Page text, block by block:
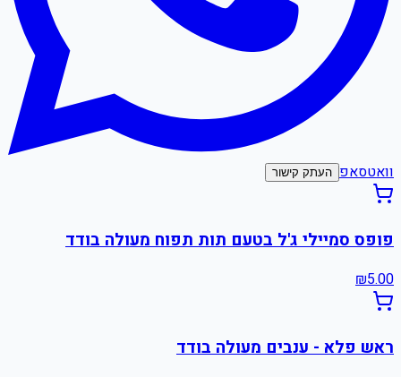
וואטסאפ העתק קישור
פופס סמיילי ג'ל בטעם תות תפוח מעולה בודד
₪5.00
ראש פלא - ענבים מעולה בודד